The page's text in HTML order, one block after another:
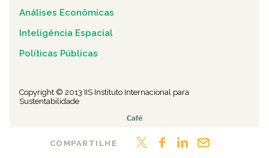
COMPARTILHE
Análises Econômicas
Inteligência Espacial
Políticas Públicas
Copyright © 2013 IIS Instituto Internacional para
Sustentabilidade